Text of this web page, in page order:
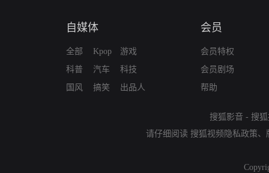
自媒体
全部
科普
国风
Kpop
汽车
搞笑
游戏
科技
出品人
会员
会员特权
会员剧场
帮助
搜狐影音 - 搜
请仔细阅读 搜狐视频隐私政策、